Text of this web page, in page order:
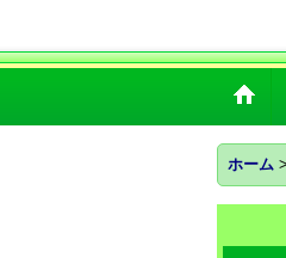
ホーム >